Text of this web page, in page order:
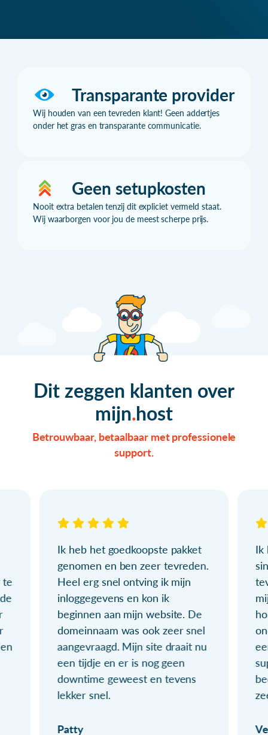
Transparante provider
Wij houden van een tevreden klant! Geen addertjes
onder het gras en transparante communicatie.
Geen setupkosten
Nooit extra betalen tenzij dit expliciet vermeld staat.
Wij waarborgen voor jou de meest scherpe prijs.
Dit zeggen klanten over
mijn host
Betrouwbaar, betaalbaar met professionele
support.
te
Ik heb het goedkoopste pakket
genomen en ben zeer tevreden.
Heel erg snel ontving ik mijn
inloggegevens en kon ik
beginnen aan mijn website. De
domeinnaam was ook zeer snel
aangevraagd. Mijn site draait nu
een tijdje en er is nog geen
downtime geweest en tevens
lekker snel.
Patty
Ik